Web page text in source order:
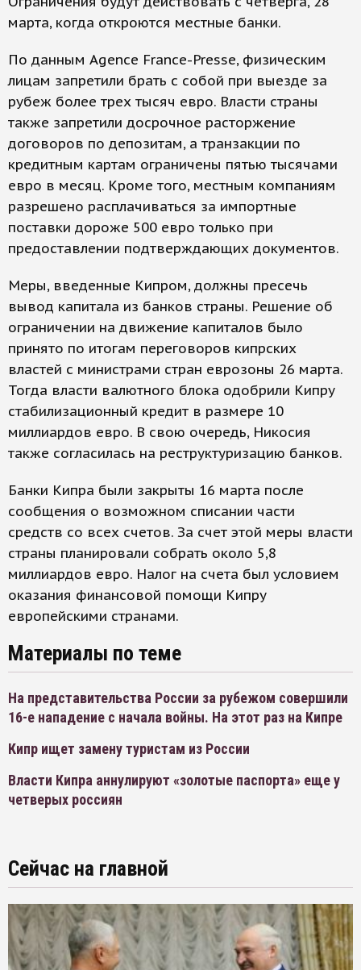
марта, когда откроются местные банки.
По данным Agence France-Presse, физическим
лицам запретили брать с собой при выезде за
рубеж более трех тысяч евро. Власти страны
также запретили досрочное расторжение
договоров по депозитам, а транзакции по
кредитным картам ограничены пятью тысячами
евро в месяц. Кроме того, местным компаниям
разрешено расплачиваться за импортные
поставки дороже 500 евро только при
предоставлении подтверждающих документов.
Меры, введенные Кипром, должны пресечь
вывод капитала из банков страны. Решение об
ограничении на движение капиталов было
принято по итогам переговоров кипрских
властей с министрами стран еврозоны 26 марта.
Тогда власти валютного блока одобрили Кипру
стабилизационный кредит в размере 10
миллиардов евро. В свою очередь, Никосия
также согласилась на реструктуризацию банков.
Банки Кипра были закрыты 16 марта после
сообщения о возможном списании части
средств со всех счетов. За счет этой меры власти
страны планировали собрать около 5,8
миллиардов евро. Налог на счета был условием
оказания финансовой помощи Кипру
европейскими странами.
Материалы по теме
На представительства России за рубежом совершили
16-е нападение с начала войны. На этот раз на Кипре
Кипр ищет замену туристам из России
Власти Кипра аннулируют «золотые паспорта» еще у
четверых россиян
Сейчас на главной